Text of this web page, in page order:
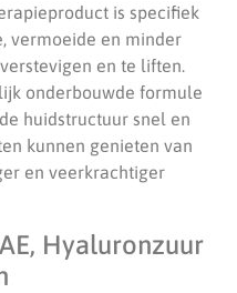
is specifiek
vermoeide en minder
en te liften.
onderbouwde formule
huidstructuur snel en
kunnen genieten van
en veerkrachtiger
Hyaluronzuur